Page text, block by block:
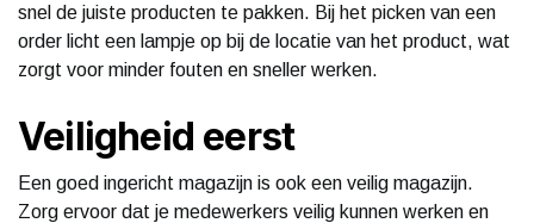
snel de juiste producten te pakken. Bij het picken van een
order licht een lampje op bij de locatie van het product, wat
zorgt voor minder fouten en sneller werken.
Veiligheid eerst
Een goed ingericht magazijn is ook een veilig magazijn.
Zorg ervoor dat je medewerkers veilig kunnen werken en